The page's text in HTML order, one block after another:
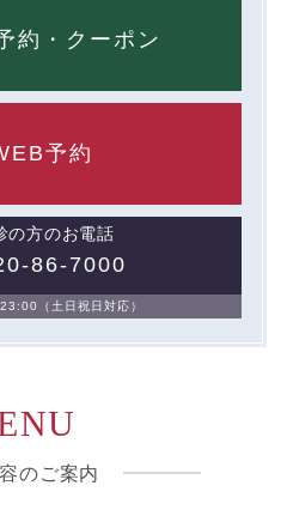
約 ・クーポン
予約
の方のお電話
86-7000
（土日祝日対応）
のご案内